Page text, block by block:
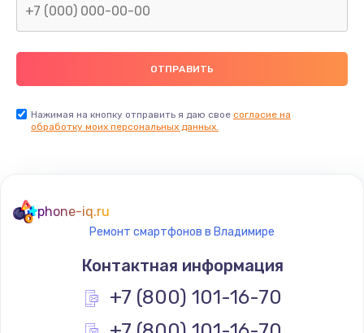
2600 руб.
Замена видеочипа
Ремонт разъема питания
745 руб.
Заказать
Замена видеокарты
Нажимая на кнопку отправить я даю свое согласие на
обработку моих персональных данных.
phone-iq.ru
Ремонт смартфонов в Владимире
Контактная информация
+7 (800) 101-16-70